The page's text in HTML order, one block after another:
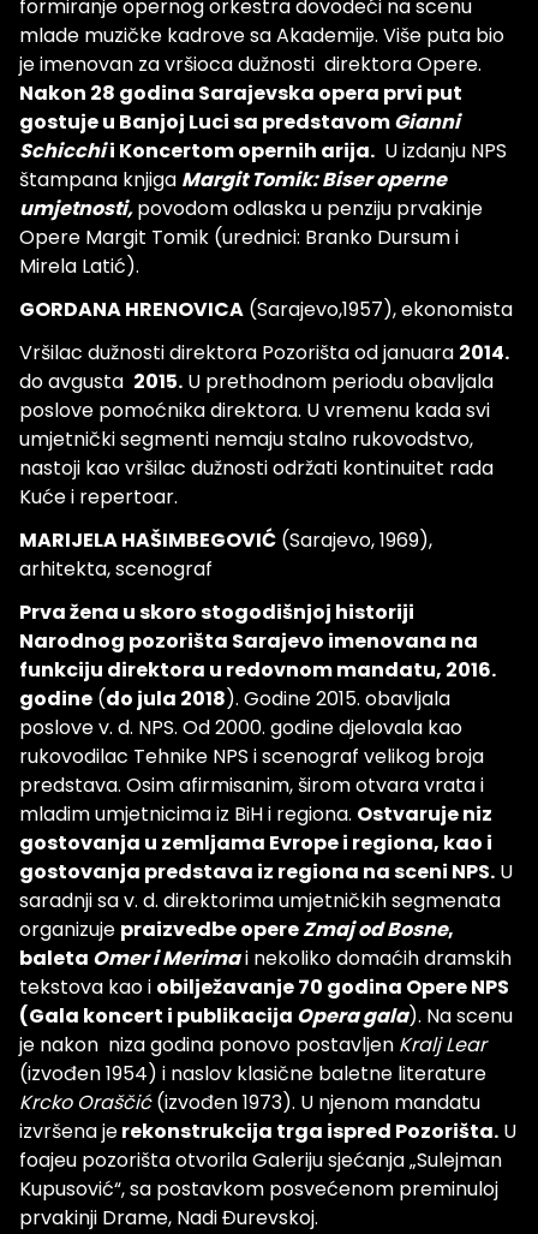
formiranje opernog orkestra dovodeći na scenu
mlade muzičke kadrove sa Akademije. Više puta bio
je imenovan za vršioca dužnosti direktora Opere.
Nakon 28 godina Sarajevska opera prvi put
gostuje u Banjoj Luci sa predstavomGianni
Schicchii Koncertom opernih arija. U izdanju NPS
štampana knjiga Margit Tomik: Biser operne
umjetnosti,povodom odlaska u penziju prvakinje
Opere Margit Tomik (urednici: Branko Dursum i
Mirela Latić).
GORDANA HRENOVICA (Sarajevo,1957), ekonomista
Vršilac dužnosti direktora Pozorišta od januara 2014.
do avgusta 2015. U prethodnom periodu obavljala
poslove pomoćnika direktora. U vremenu kada svi
umjetnički segmenti nemaju stalno rukovodstvo,
nastoji kao vršilac dužnosti održati kontinuitet rada
Kuće i repertoar.
MARIJELA HAŠIMBEGOVIĆ (Sarajevo, 1969),
arhitekta, scenograf
Prva žena u skoro stogodišnjoj historiji
Narodnog pozorišta Sarajevo imenovana na
funkciju direktora u redovnom mandatu, 2016.
godine (do jula 2018). Godine 2015. obavljala
poslove v. d. NPS. Od 2000. godine djelovala kao
rukovodilac Tehnike NPS i scenograf velikog broja
predstava. Osim afirmisanim, širom otvara vrata i
mladim umjetnicima iz BiH i regiona. Ostvaruje niz
gostovanja u zemljama Evrope i regiona, kao i
gostovanja predstava iz regiona na sceni NPS. U
saradnji sa v. d. direktorima umjetničkih segmenata
organizuje praizvedbe opereZmaj od Bosne,
baleta Omer i Merimai nekoliko domaćih dramskih
tekstova kao i obilježavanje 70 godina Opere NPS
(Gala koncert i publikacija Opera gala). Na scenu
je nakon niza godina ponovo postavljen Kralj Lear
(izvođen 1954) i naslov klasične baletne literature
Krcko Oraščić(izvođen 1973). U njenom mandatu
izvršena jerekonstrukcija trga ispred Pozorišta. U
foajeu pozorišta otvorila Galeriju sjećanja „Sulejman
Kupusović“, sa postavkom posvećenom preminuloj
prvakinji Drame, Nadi Đurevskoj.